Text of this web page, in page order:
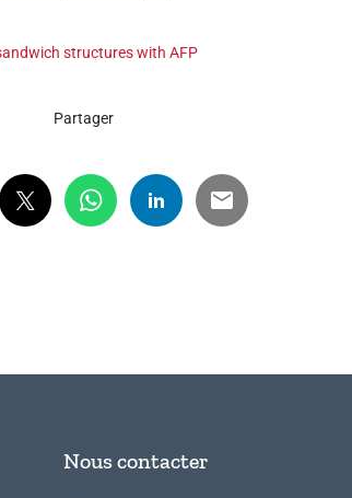
structures with AFP
Partager
Nous contacter